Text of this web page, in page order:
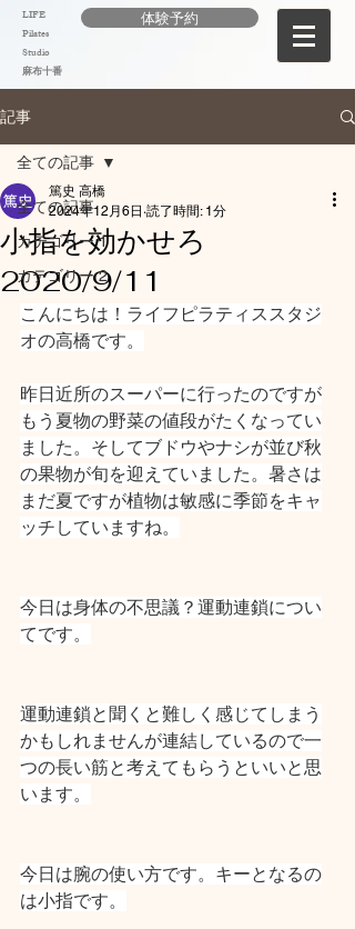
LIFE
Pilates
Studio
麻布十番
体験予約
記事
全ての記事
カテゴリー 1
カテゴリー 2
全ての記事
小指を効かせろ
2020/9/11
篤史 高橋
2024年12月6日 読了時間: 1分
こんにちは！ライフピラティススタジ
オの高橋です。
昨日近所のスーパーに行ったのですが
もう夏物の野菜の値段がたくなってい
ました。そしてブドウやナシが並び秋
の果物が旬を迎えていました。暑さは
まだ夏ですが植物は敏感に季節をキャ
ッチしていますね。
今日は身体の不思議？運動連鎖につい
てです。
運動連鎖と聞くと難しく感じてしまう
かもしれませんが連結しているので一
つの長い筋と考えてもらうといいと思
います。
今日は腕の使い方です。キーとなるの
は小指です。